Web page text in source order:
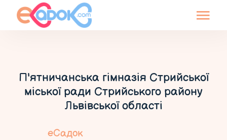
П'ятничанська гімназія Стрийської
міської ради Стрийського району
Львівської області
еСадок